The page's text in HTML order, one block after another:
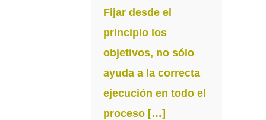
Fijar desde el
principio los
objetivos, no sólo
ayuda a la correcta
ejecución en todo el
proceso […]